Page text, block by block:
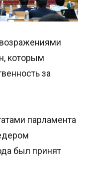
которым
за
парламента
был принят